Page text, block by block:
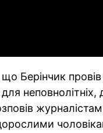
Берінчик